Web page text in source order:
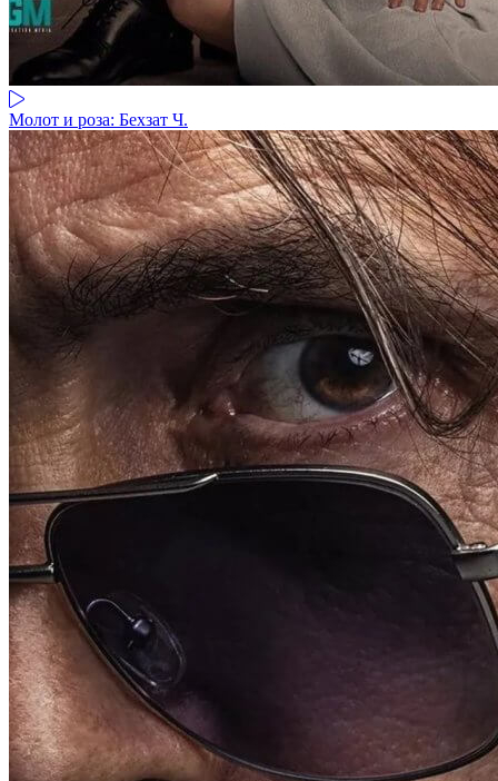
Молот и роза: Бехзат Ч.